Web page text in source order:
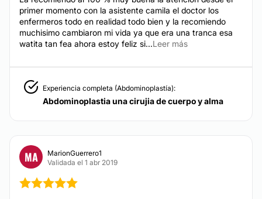
primer momento con la asistente camila el doctor los
enfermeros todo en realidad todo bien y la recomiendo
muchisimo cambiaron mi vida ya que era una tranca esa
watita tan fea ahora estoy feliz si...Leer más
Experiencia completa (Abdominoplastía):
Abdominoplastia una cirujia de cuerpo y alma
MA
MarionGuerrero1
Validada el 1 abr 2019